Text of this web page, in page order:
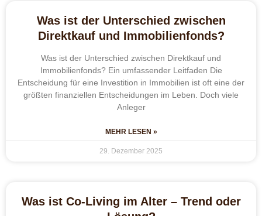
Was ist der Unterschied zwischen
Direktkauf und Immobilienfonds?
Was ist der Unterschied zwischen Direktkauf und
Immobilienfonds? Ein umfassender Leitfaden Die
Entscheidung für eine Investition in Immobilien ist oft eine der
größten finanziellen Entscheidungen im Leben. Doch viele
Anleger
MEHR LESEN »
29. Dezember 2025
Was ist Co-Living im Alter – Trend oder